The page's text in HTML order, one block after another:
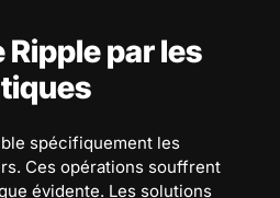
Ripple par les
spécifiquement les
Ces opérations souffrent
évidente. Les solutions